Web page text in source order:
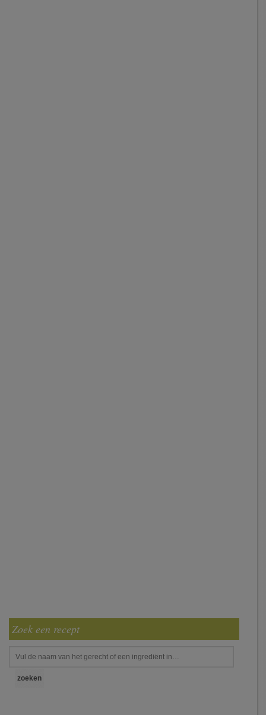
Zoek een recept